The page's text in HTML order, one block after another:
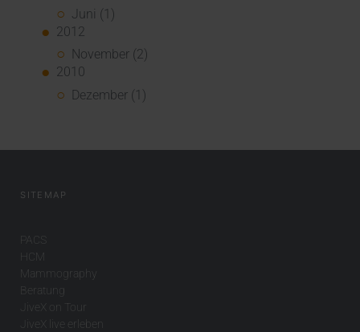
Juni (1)
2012
November (2)
2010
Dezember (1)
SITEMAP
PACS
HCM
Mammography
Beratung
JiveX on Tour
JiveX live erleben